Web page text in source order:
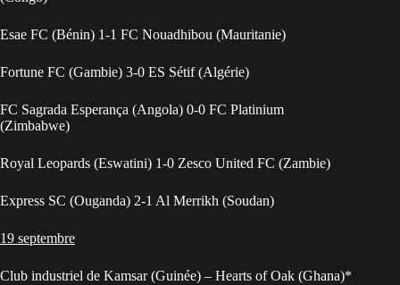
Esae FC (Bénin) 1-1 FC Nouadhibou (Mauritanie)
Fortune FC (Gambie) 3-0 ES Sétif (Algérie)
FC Sagrada Esperança (Angola) 0-0 FC Platinium
(Zimbabwe)
Royal Leopards (Eswatini) 1-0 Zesco United FC (Zambie)
Express SC (Ouganda) 2-1 Al Merrikh (Soudan)
19 septembre
Club industriel de Kamsar (Guinée) – Hearts of Oak (Ghana)*